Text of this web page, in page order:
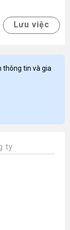
Lưu việc
thông tin và gia
ty